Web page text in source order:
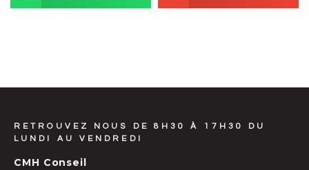
RETROUVEZ NOUS DE 8H30 À 17H30 DU
LUNDI AU VENDREDI
CMH Conseil